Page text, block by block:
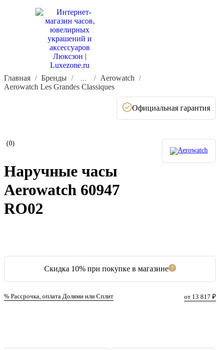
Главная Бренды ...
Aerowatch
Aerowatch Les Grandes Classiques
Официальная гарантия
(0)
Скидка 10% при покупке в магазине
% Рассрочка, оплата Долями или Сплит от 13 817 ₽
Наручные часы
Aerowatch 60947
RO02